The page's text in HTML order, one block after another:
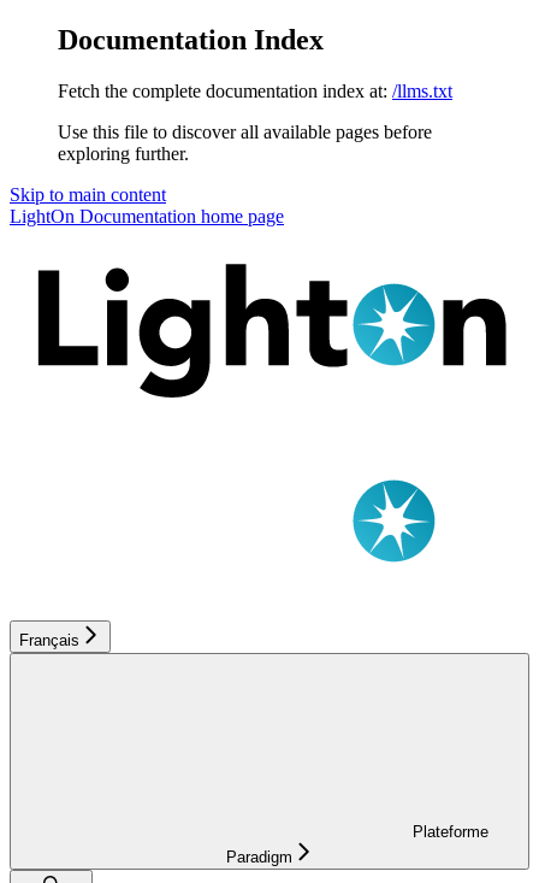
Documentation Index
Fetch the complete documentation index at: /llms.txt
Use this file to discover all available pages before
exploring further.
Skip to main content
LightOn Documentation home page
Français
Plateforme
Paradigm